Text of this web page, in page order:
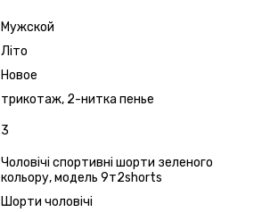
Мужской
Літо
Новое
трикотаж, 2-нитка пенье
3
Чоловічі спортивні шорти зеленого
кольору, модель 9т2shorts
Шорти чоловічі